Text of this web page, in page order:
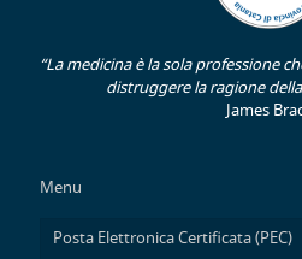
“La medicina è la sola professione
distruggere la ragione
James
Menu
Posta Elettronica Certificata (PEC)